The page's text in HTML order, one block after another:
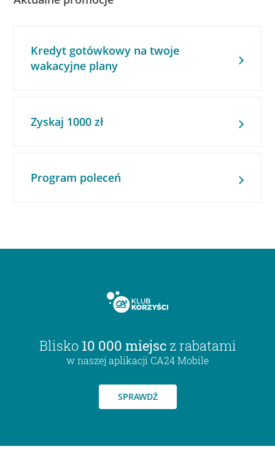
Kredyt gotówkowy na twoje
wakacyjne plany
Zyskaj 1000 zł
Program poleceń
Blisko 10 000 miejsc z rabatami
w naszej aplikacji CA24 Mobile
SPRAWDŹ